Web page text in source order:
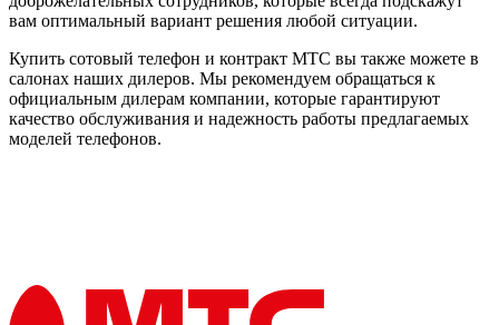
вам оптимальный вариант решения любой ситуации.
Купить сотовый телефон и контракт МТС вы также можете в
салонах наших дилеров. Мы рекомендуем обращаться к
официальным дилерам компании, которые гарантируют
качество обслуживания и надежность работы предлагаемых
моделей телефонов.